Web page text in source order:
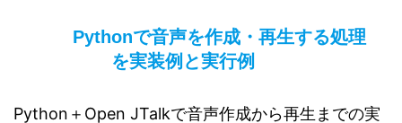
Pythonで音声を作成・再生する処理
を実装例と実行例
Python＋Open JTalkで音声作成から再生までの実